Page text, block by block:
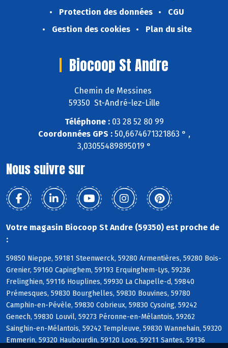
Protection des données
CGU
Gestion des cookies
Plan du site
Biocoop St Andre
Chemin de Messines
59350 St-André-lez-Lille
Téléphone :03 28 52 80 99
Coordonnées GPS :50,6674671321863 ° ,
3,03055489895019 °
Nous suivre sur
Votre magasin Biocoop St Andre (59350) est proche de
:
59850 Nieppe, 59181 Steenwerck, 59280 Armentières, 59280 Bois-
Grenier, 59160 Capinghem, 59193 Erquinghem-Lys, 59236
Frelinghien, 59116 Houplines, 59930 La Chapelle-d, 59840
Prémesques, 59830 Bourghelles, 59830 Bouvines, 59780
Camphin-en-Pévèle, 59830 Cobrieux, 59830 Cysoing, 59242
Genech, 59830 Louvil, 59273 Péronne-en-Mélantois, 59262
Sainghin-en-Mélantois, 59242 Templeuve, 59830 Wannehain, 59320
Emmerin, 59320 Haubourdin, 59120 Loos, 59211 Santes, 59136